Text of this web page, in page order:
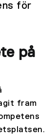
för
på
fram